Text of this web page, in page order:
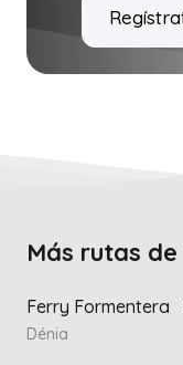
Más rutas
Ferry Formentera
Dénia